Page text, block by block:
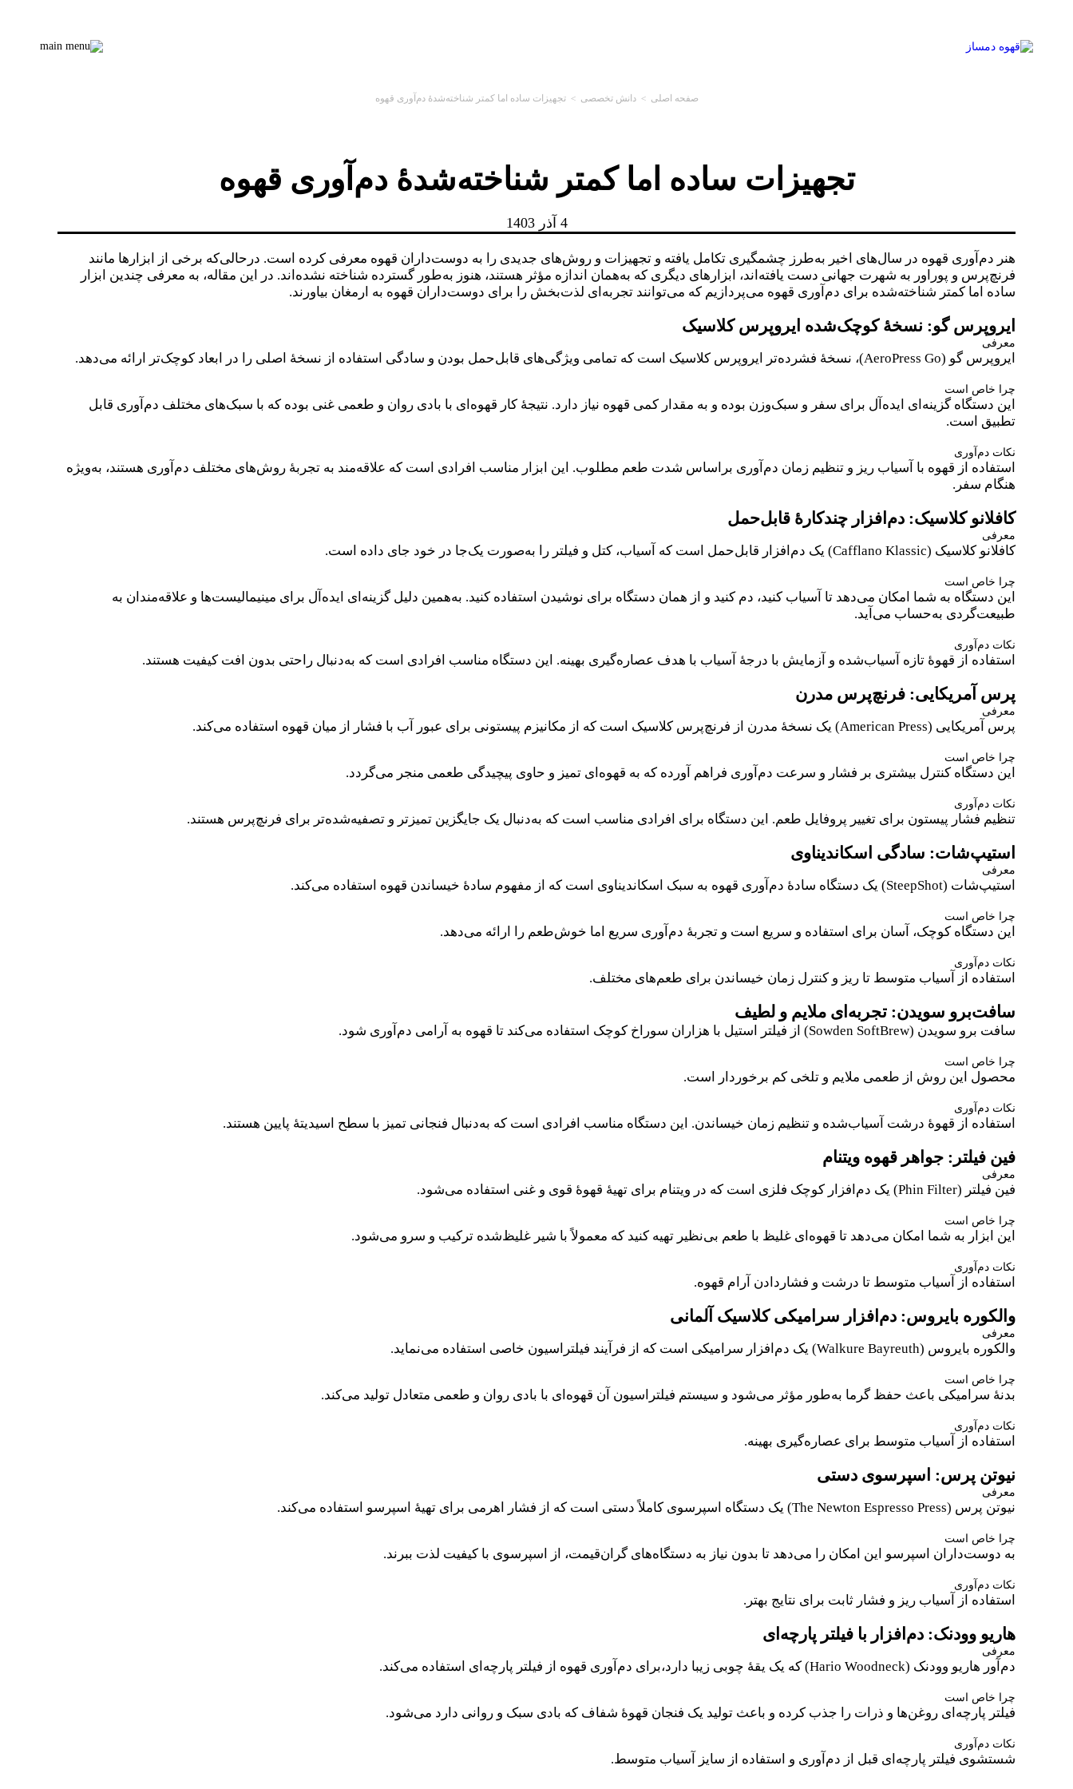
صفحه اصلی > دانش تخصصی > تجهیزات ساده اما کمتر شناخته‌شدهٔ دم‌آوری قهوه
تجهیزات ساده اما کمتر شناخته‌شدهٔ دم‌آوری قهوه
4 آذر 1403
هنر دم‌آوری قهوه در سال‌های اخیر به‌طرز چشمگیری تکامل یافته و تجهیزات و روش‌های جدیدی را به دوست‌داران قهوه معرفی کرده است. درحالی‌که برخی از ابزارها مانند
فرنچ‌پرس و پوراور به شهرت جهانی دست یافته‌اند، ابزارهای دیگری که به‌همان اندازه مؤثر هستند، هنوز به‌طور گسترده شناخته نشده‌اند. در این مقاله، به معرفی چندین ابزار
ساده اما کمتر شناخته‌شده برای دم‌آوری قهوه می‌پردازیم که می‌توانند تجربه‌ای لذت‌بخش را برای دوست‌داران قهوه به ارمغان بیاورند.
ایروپرس گو: نسخهٔ کوچک‌شده ایروپرس کلاسیک
معرفی
ایروپرس گو (AeroPress Go)، نسخهٔ فشرده‌تر ایروپرس کلاسیک است که تمامی ویژگی‌های قابل‌حمل بودن و سادگی استفاده از نسخهٔ اصلی را در ابعاد کوچک‌تر ارائه می‌دهد.
چرا خاص است
این دستگاه گزینه‌ای ایده‌آل برای سفر و سبک‌وزن بوده و به مقدار کمی قهوه نیاز دارد. نتیجهٔ کار قهوه‌ای با بادی روان و طعمی غنی بوده که با سبک‌های مختلف دم‌آوری قابل
تطبیق است.
نکات دم‌آوری
استفاده از قهوه با آسیاب ریز و تنظیم زمان دم‌آوری براساس شدت طعم مطلوب. این ابزار مناسب افرادی است که علاقه‌مند به تجربهٔ روش‌های مختلف دم‌آوری هستند، به‌ویژه
هنگام سفر.
کافلانو کلاسیک: دم‌افزار چندکارهٔ قابل‌حمل
معرفی
کافلانو کلاسیک (Cafflano Klassic) یک دم‌افزار قابل‌حمل است که آسیاب، کتل و فیلتر را به‌صورت یک‌جا در خود جای داده است.
چرا خاص است
این دستگاه به شما امکان می‌دهد تا آسیاب کنید، دم کنید و از همان دستگاه برای نوشیدن استفاده کنید. به‌همین دلیل گزینه‌ای ایده‌آل برای مینیمالیست‌ها و علاقه‌مندان به
طبیعت‌گردی به‌حساب می‌آید.
نکات دم‌آوری
استفاده از قهوهٔ تازه آسیاب‌شده و آزمایش با درجهٔ آسیاب با هدف عصاره‌گیری بهینه. این دستگاه مناسب افرادی است که به‌دنبال راحتی بدون افت کیفیت هستند.
پرس آمریکایی: فرنچ‌پرس مدرن
معرفی
پرس آمریکایی (American Press) یک نسخهٔ مدرن از فرنچ‌پرس کلاسیک است که از مکانیزم پیستونی برای عبور آب با فشار از میان قهوه استفاده می‌کند.
چرا خاص است
این دستگاه کنترل بیشتری بر فشار و سرعت دم‌آوری فراهم آورده که به قهوه‌ای تمیز و حاوی پیچیدگی طعمی منجر می‌گردد.
نکات دم‌آوری
تنظیم فشار پیستون برای تغییر پروفایل طعم. این دستگاه برای افرادی مناسب است که به‌دنبال یک جایگزین تمیزتر و تصفیه‌شده‌تر برای فرنچ‌پرس هستند.
استیپ‌شات: سادگی اسکاندیناوی
معرفی
استیپ‌شات (SteepShot) یک دستگاه سادهٔ دم‌آوری قهوه به سبک اسکاندیناوی است که از مفهوم سادهٔ خیساندن قهوه استفاده می‌کند.
چرا خاص است
این دستگاه کوچک، آسان برای استفاده و سریع است و تجربهٔ دم‌آوری سریع اما خوش‌طعم را ارائه می‌دهد.
نکات دم‌آوری
استفاده از آسیاب متوسط تا ریز و کنترل زمان خیساندن برای طعم‌های مختلف.
سافت‌برو سویدن: تجربه‌ای ملایم و لطیف
سافت برو سویدن (Sowden SoftBrew) از فیلتر استیل با هزاران سوراخ کوچک استفاده می‌کند تا قهوه به آرامی دم‌آوری شود.
چرا خاص است
محصول این روش از طعمی ملایم و تلخی کم برخوردار است.
نکات دم‌آوری
استفاده از قهوهٔ درشت آسیاب‌شده و تنظیم زمان خیساندن. این دستگاه مناسب افرادی است که به‌دنبال فنجانی تمیز با سطح اسیدیتهٔ پایین هستند.
فین فیلتر: جواهر قهوه ویتنام
معرفی
فین فیلتر (Phin Filter) یک دم‌افزار کوچک فلزی است که در ویتنام برای تهیهٔ قهوهٔ قوی و غنی استفاده می‌شود.
چرا خاص است
این ابزار به شما امکان می‌دهد تا قهوه‌ای غلیظ با طعم بی‌نظیر تهیه کنید که معمولاً با شیر غلیظ‌شده ترکیب و سرو می‌شود.
نکات دم‌آوری
استفاده از آسیاب متوسط تا درشت و فشاردادن آرام قهوه.
والکوره بایروس: دم‌افزار سرامیکی کلاسیک آلمانی
معرفی
والکوره بایروس (Walkure Bayreuth) یک دم‌افزار سرامیکی است که از فرآیند فیلتراسیون خاصی استفاده می‌نماید.
چرا خاص است
بدنهٔ سرامیکی باعث حفظ گرما به‌طور مؤثر می‌شود و سیستم فیلتراسیون آن قهوه‌ای با بادی روان و طعمی متعادل تولید می‌کند.
نکات دم‌آوری
استفاده از آسیاب متوسط برای عصاره‌گیری بهینه.
نیوتن پرس: اسپرسوی دستی
معرفی
نیوتن پرس (The Newton Espresso Press) یک دستگاه اسپرسوی کاملاً دستی است که از فشار اهرمی برای تهیهٔ اسپرسو استفاده می‌کند.
چرا خاص است
به دوست‌داران اسپرسو این امکان را می‌دهد تا بدون نیاز به دستگاه‌های گران‌قیمت، از اسپرسوی با کیفیت لذت ببرند.
نکات دم‌آوری
استفاده از آسیاب ریز و فشار ثابت برای نتایج بهتر.
هاریو وودنک: دم‌افزار با فیلتر پارچه‌ای
معرفی
دم‌آور هاریو وودنک (Hario Woodneck) که یک یقهٔ چوبی زیبا دارد،‌برای دم‌آوری قهوه از فیلتر پارچه‌ای استفاده می‌کند.
چرا خاص است
فیلتر پارچه‌ای روغن‌ها و ذرات را جذب کرده و باعث تولید یک فنجان قهوهٔ شفاف که بادی سبک و روانی دارد می‌شود.
نکات دم‌آوری
شستشوی فیلتر پارچه‌ای قبل از دم‌آوری و استفاده از سایز آسیاب متوسط.